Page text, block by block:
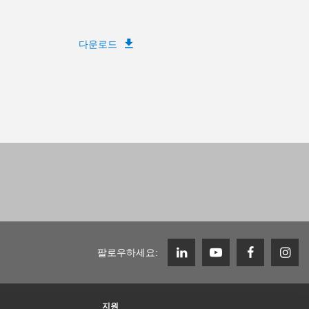
다운로드
팔로우하세요:
지원